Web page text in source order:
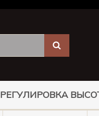
РЕГУЛИРОВКА